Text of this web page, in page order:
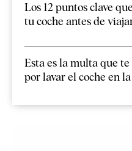
Los 12 puntos clave
tu coche antes de
Esta es la multa que
por lavar el coche en